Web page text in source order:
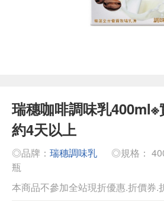
瑞穗咖啡調味乳400ml※
約4天以上
◎品牌： 瑞穗調味乳
◎規格：
瓶
本商品不參加全站現折優惠.折價券.